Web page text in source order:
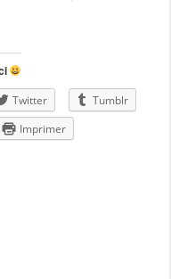
une vidéo youtube en
Twitter
Tumblr
Imprimer